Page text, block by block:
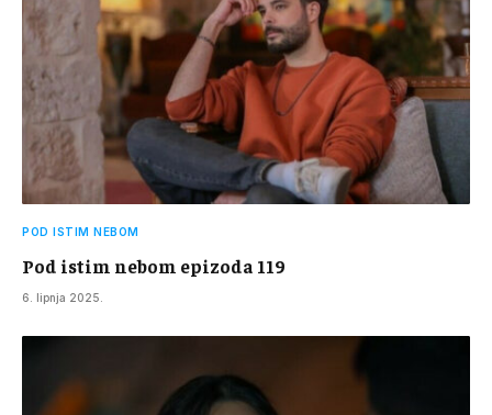
POD ISTIM NEBOM
Pod istim nebom epizoda 119
6. lipnja 2025.